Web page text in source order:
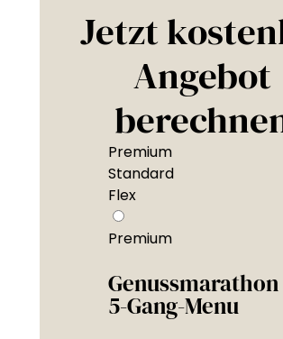
Jetzt
Angebot
Premium
Standard
Flex
Premium
Genussmarathon
5-Gang-Menu